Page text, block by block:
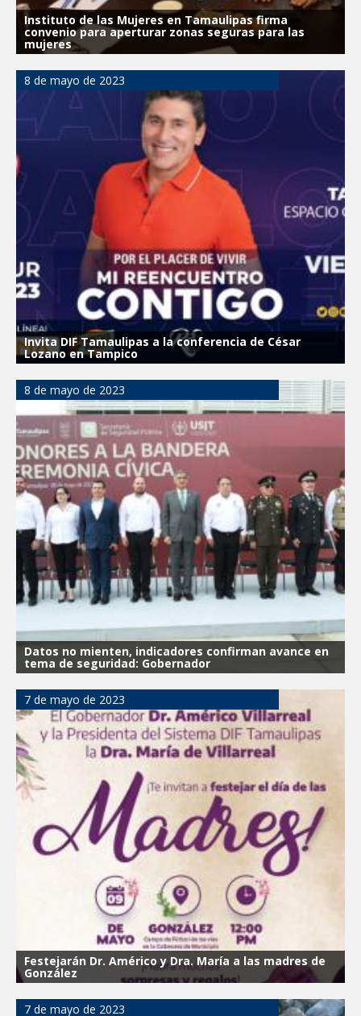
Instituto de las Mujeres en Tamaulipas firma
convenio para aperturar zonas seguras para las
mujeres
8 de mayo de 2023
Invita DIF Tamaulipas a la conferencia de César
Lozano en Tampico
8 de mayo de 2023
Datos no mienten, indicadores confirman avance en
tema de seguridad: Gobernador
7 de mayo de 2023
Festejarán Dr. Américo y Dra. María a las madres de
González
7 de mayo de 2023